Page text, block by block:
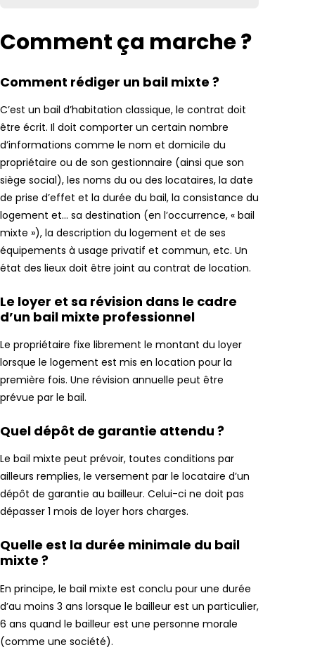
Comment ça marche ?
Comment rédiger un bail mixte ?
C’est un bail d’habitation classique, le contrat doit
être écrit. Il doit comporter un certain nombre
d’informations comme le nom et domicile du
propriétaire ou de son gestionnaire (ainsi que son
siège social), les noms du ou des locataires, la date
de prise d’effet et la durée du bail, la consistance du
logement et… sa destination (en l’occurrence, « bail
mixte »), la description du logement et de ses
équipements à usage privatif et commun, etc. Un
état des lieux doit être joint au contrat de location.
Le loyer et sa révision dans le cadre
d’un bail mixte professionnel
Le propriétaire fixe librement le montant du loyer
lorsque le logement est mis en location pour la
première fois. Une révision annuelle peut être
prévue par le bail.
Quel dépôt de garantie attendu ?
Le bail mixte peut prévoir, toutes conditions par
ailleurs remplies, le versement par le locataire d’un
dépôt de garantie au bailleur. Celui-ci ne doit pas
dépasser 1 mois de loyer hors charges.
Quelle est la durée minimale du bail
mixte ?
En principe, le bail mixte est conclu pour une durée
d’au moins 3 ans lorsque le bailleur est un particulier,
6 ans quand le bailleur est une personne morale
(comme une société).